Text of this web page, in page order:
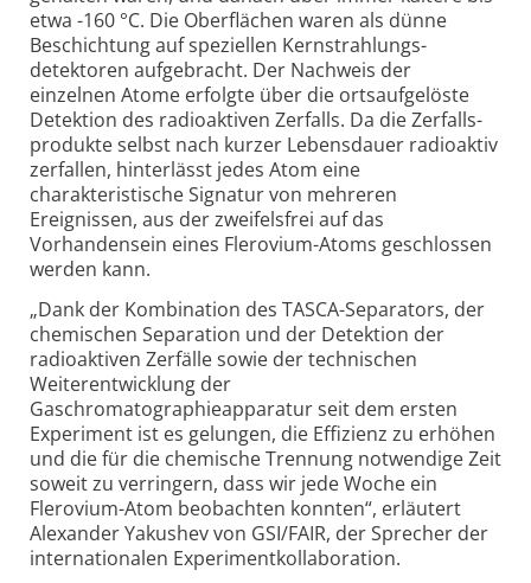
etwa -160 °C. Die Oberflächen waren als dünne
Beschichtung auf speziellen Kern­strahlungs­
detektoren aufgebracht. Der Nachweis der
einzelnen Atome erfolgte über die ortsaufgelöste
Detektion des radioaktiven Zerfalls. Da die Zerfalls­
produkte selbst nach kurzer Lebensdauer radioaktiv
zerfallen, hinterlässt jedes Atom eine
charakteristische Signatur von mehreren
Ereignissen, aus der zweifelsfrei auf das
Vorhandensein eines Flerovium-Atoms geschlossen
werden kann.
„Dank der Kombination des TASCA-Separators, der
chemischen Separation und der Detektion der
radioaktiven Zerfälle sowie der technischen
Weiterentwicklung der
Gaschromatographieapparatur seit dem ersten
Experiment ist es gelungen, die Effizienz zu erhöhen
und die für die chemische Trennung notwendige Zeit
soweit zu verringern, dass wir jede Woche ein
Flerovium-Atom beobachten konnten“, erläutert
Alexander Yakushev von GSI/FAIR, der Sprecher der
internationalen Experimentkollaboration.